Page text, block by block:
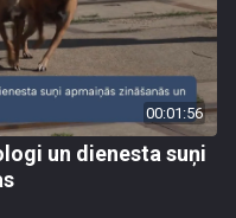
00:01:56
un dienesta suņi